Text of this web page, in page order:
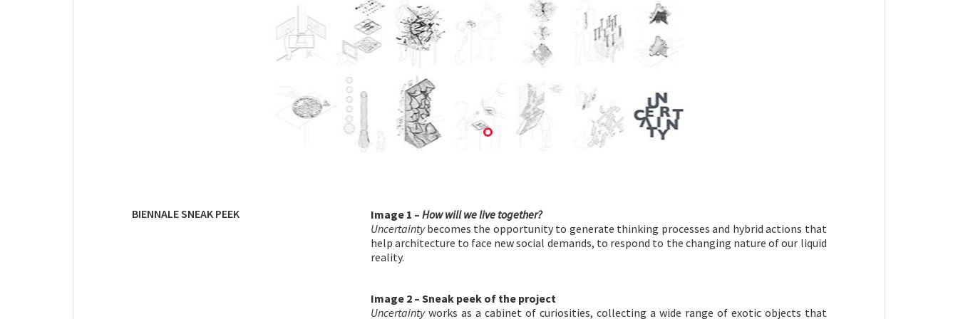
BIENNALE SNEAK PEEK Image 1 – How will we live together?
Uncertaintybecomes the opportunity to generate thinking processes and hybrid actions that
help architecture to face new social demands, to respond to the changing nature of our liquid
reality.
Image 2 – Sneak peek of the project
Uncertaintyworks as a cabinet of curiosities, collecting a wide range of exotic objects that